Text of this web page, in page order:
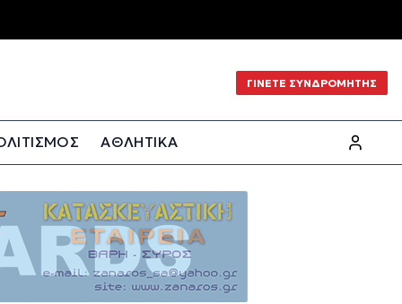
ΓΙΝΕΤΕ ΣΥΝΔΡΟΜΗΤΗΣ
ΑΘΛΗΤΙΚΑ